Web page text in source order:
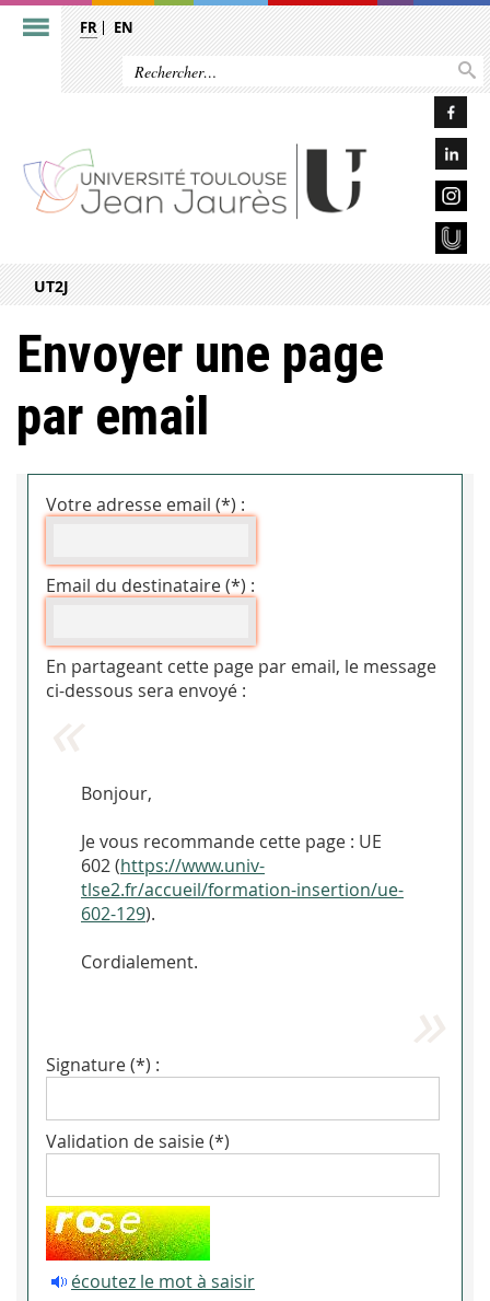
FR EN
UT2J
Envoyer une page
par email
Votre adresse email (*) :
Email du destinataire (*) :
En partageant cette page par email, le message
ci-dessous sera envoyé :
Bonjour,
Je vous recommande cette page : UE
602 (https://www.univ-
tlse2.fr/accueil/formation-insertion/ue-
602-129).
Cordialement.
Signature (*) :
Validation de saisie (*)
écoutez le mot à saisir